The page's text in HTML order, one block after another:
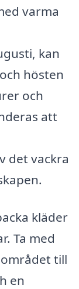
varma
kan
hösten
och
att
det vackra
kläder
Ta med
till
en